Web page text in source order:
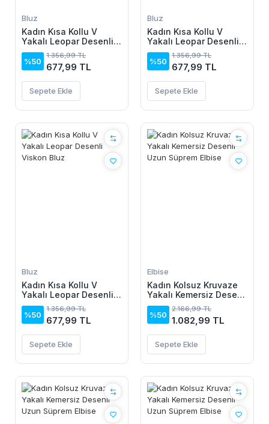
Bluz
Kadın Kısa Kollu V
Yakalı Leopar Desenli
Viskon Bluz
%50
1.356,99 TL
677,99 TL
Sepete Ekle
Bluz
Kadın Kısa Kollu V
Yakalı Leopar Desenli
Viskon Bluz
%50
1.356,99 TL
677,99 TL
Sepete Ekle
Bluz
Kadın Kısa Kollu V
Yakalı Leopar Desenli
Viskon Bluz
%50
1.356,99 TL
677,99 TL
Sepete Ekle
Elbise
Kadın Kolsuz Kruvaze
Yakalı Kemersiz Desenli
Uzun Süprem Elbise
%50
2.166,99 TL
1.082,99 TL
Sepete Ekle